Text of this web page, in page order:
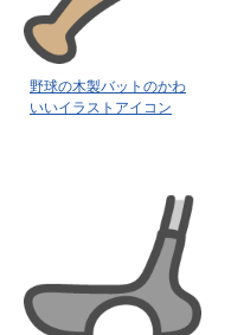
野球の木製バットのかわ
いいイラストアイコン